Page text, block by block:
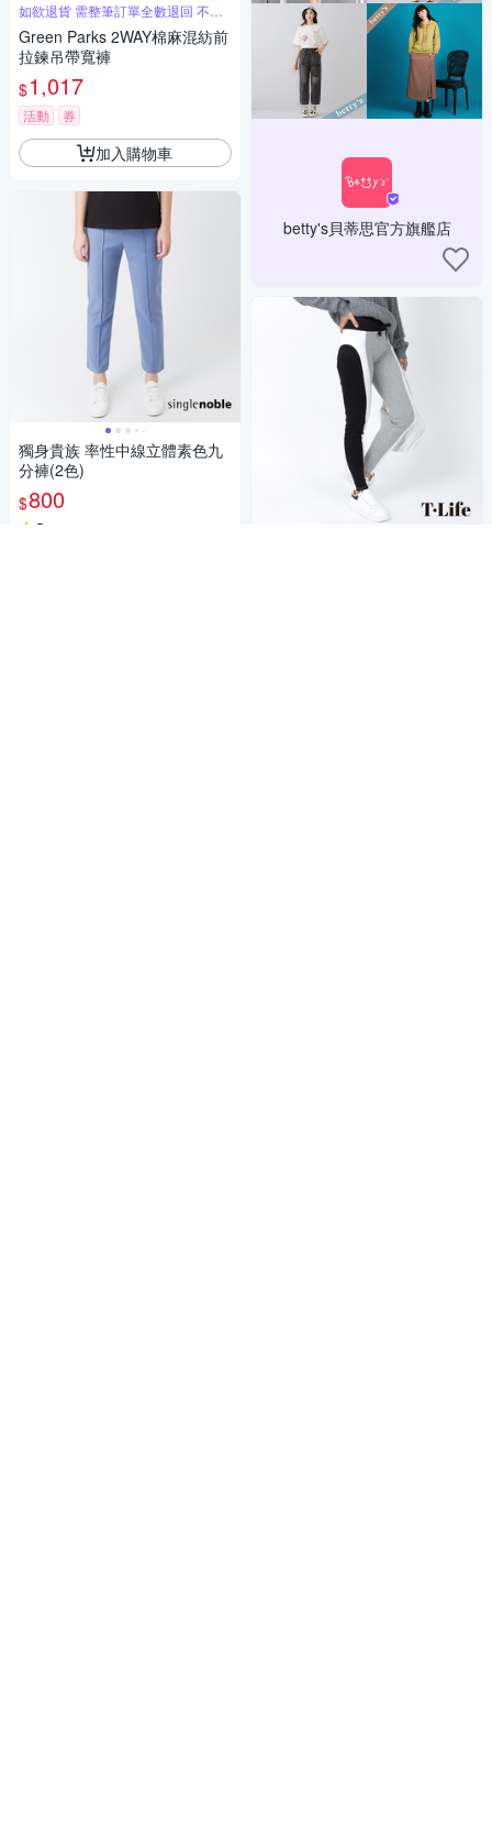
如欲退貨 需整筆訂單全數退回 不能
單退
Green Parks 2WAY棉麻混紡前
拉鍊吊帶寬褲
$1,017
活動 券
加入購物車
獨身貴族 率性中線立體素色九
分褲(2色)
$800
5
betty's貝蒂思官方旗艦店